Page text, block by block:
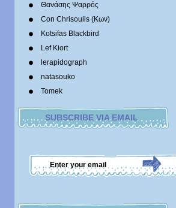
Θανάσης Ψαρρός
Con Chrisoulis (Κων)
Kotsifas Blackbird
Lef Kiort
lerapidograph
natasouko
Tomek
SUBSCRIBE VIA EMAIL